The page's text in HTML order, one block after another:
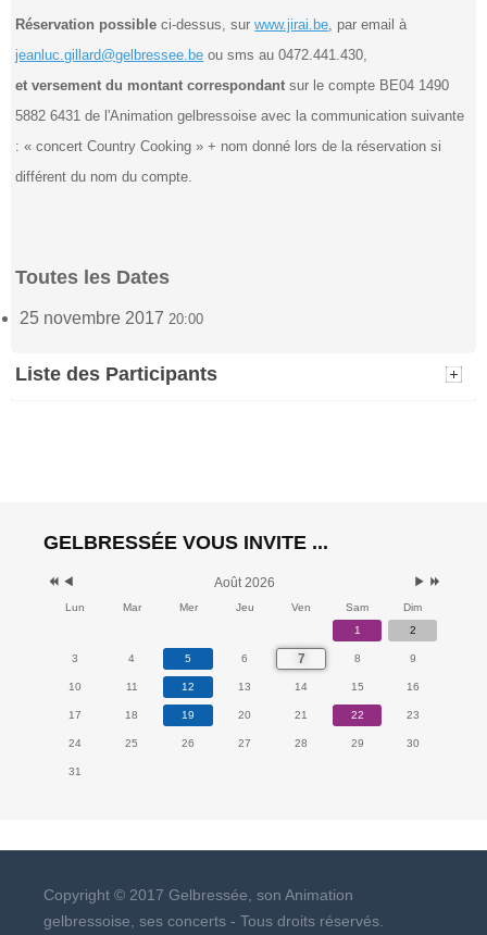
Réservation possible ci-dessus, surwww.jirai.be , par email à
jeanluc.gillard@gelbressee.be ou sms au 0472.441.430,
et versement du montant correspondant sur le compte BE04 1490
5882 6431 de l'Animation gelbressoise avec la communication suivante
: « concert Country Cooking » + nom donné lors de la réservation si
différent du nom du compte.
Toutes les Dates
25 novembre 2017 20:00
Liste des Participants
GELBRESSÉE VOUS INVITE ...
Août 2026
Lun Mar Mer Jeu Ven Sam
Dim
1
2
3 4 5 6 7 8 9
10 11 12 13 14 15 16
17 18 19 20 21 22 23
24 25 26 27 28 29 30
31
Copyright © 2017 Gelbressée, son Animation
gelbressoise, ses concerts - Tous droits réservés.